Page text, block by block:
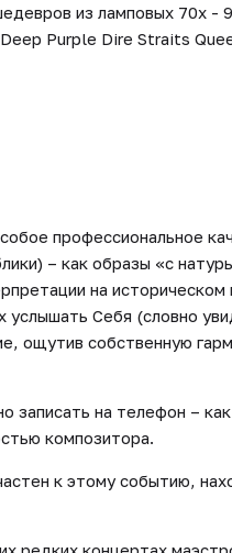
из ламповых 70х -
Purple Dire Straits
профессиональное
– как образы «с
на историческом
Себя (словно
ощутив собственную
записать на телефон – как
композитора.
к этому событию,